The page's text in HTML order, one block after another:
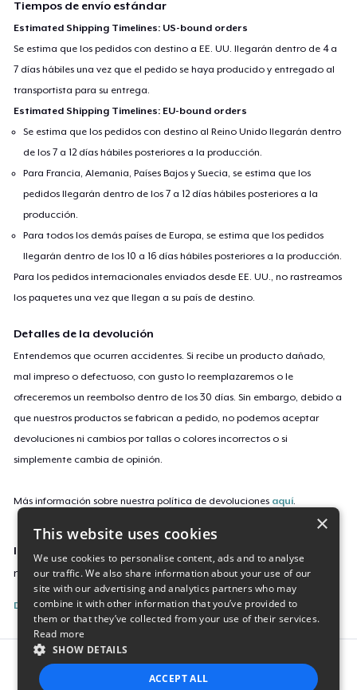
Tiempos de envío estándar
Estimated Shipping Timelines: US-bound orders
Se estima que los pedidos con destino a EE. UU. llegarán dentro de 4 a
7 días hábiles una vez que el pedido se haya producido y entregado al
transportista para su entrega.
Estimated Shipping Timelines: EU-bound orders
Se estima que los pedidos con destino al Reino Unido llegarán dentro
de los 7 a 12 días hábiles posteriores a la producción.
Para Francia, Alemania, Países Bajos y Suecia, se estima que los
pedidos llegarán dentro de los 7 a 12 días hábiles posteriores a la
producción.
Para todos los demás países de Europa, se estima que los pedidos
llegarán dentro de los 10 a 16 días hábiles posteriores a la producción.
Para los pedidos internacionales enviados desde EE. UU., no rastreamos
los paquetes una vez que llegan a su país de destino.
Detalles de la devolución
Entendemos que ocurren accidentes. Si recibe un producto dañado,
mal impreso o defectuoso, con gusto lo reemplazaremos o le
ofreceremos un reembolso dentro de los 30 días. Sin embargo, debido a
que nuestros productos se fabrican a pedido, no podemos aceptar
devoluciones ni cambios por tallas o colores incorrectos o si
simplemente cambia de opinión.
Más información sobre nuestra política de devoluciones aquí
ID de campaña
new-hep
Denunciar esta listing
Report this product
×
This website uses cookies
We use cookies to personalise content, ads and to analyse
our traffic. We also share information about your use of our
site with our advertising and analytics partners who may
combine it with other information that you’ve provided to
them or that they’ve collected from your use of their services.
Read more
SHOW DETAILS
ACCEPT ALL